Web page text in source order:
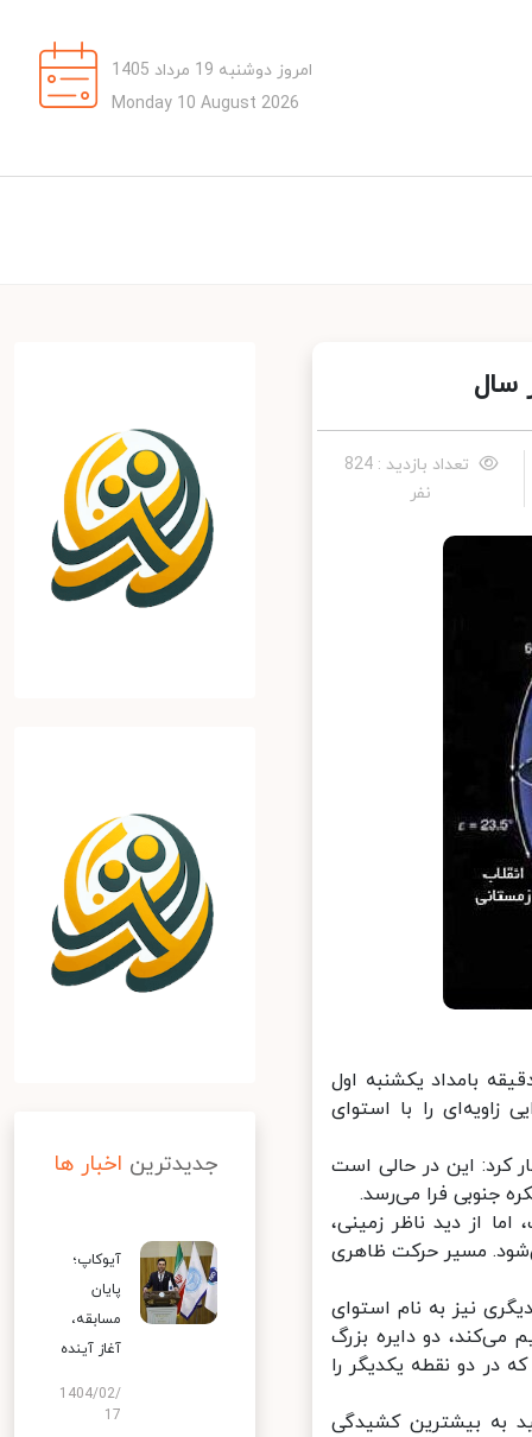
امروز دوشنبه 19 مرداد 1405
Monday 10 August 2026
تعداد بازدید : 824
نفر
در گفت‌وگو با ایسنا، اظهار کرد: در ساعت ۲ و ۱۳ دقیقه بامداد یکشنبه اول
زاویه‌ای را با استوای
کرد: این در حالی است
از دید ناظر زمینی،
مسیر حرکت ظاهری
نیز به نام استوای
دو دایره بزرگ
درجه دارد؛ به نحوی که در دو نقطه یکدیگر را
به بیشترین کشیدگی
جدیدترین اخبار ها
آیوکاپ؛
پایان
مسابقه،
آغاز آینده
1404/02/
17